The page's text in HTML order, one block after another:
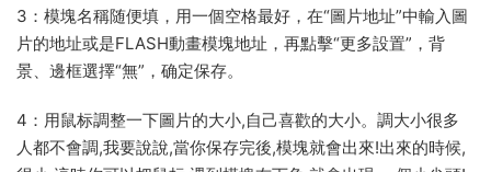
3：模塊名稱随便填，用一個空格最好，在“圖片地址”中輸入圖
片的地址或是FLASH動畫模塊地址，再點擊“更多設置”，背
景、邊框選擇“無”，确定保存。
4：用鼠标調整一下圖片的大小,自己喜歡的大小。調大小很多
人都不會調,我要說說,當你保存完後,模塊就會出來!出來的時候,